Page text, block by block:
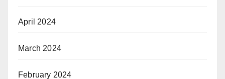
April 2024
March 2024
February 2024